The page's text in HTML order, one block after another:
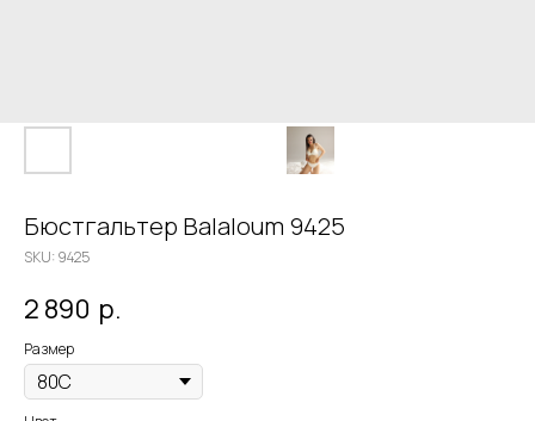
Бюстгальтер Balaloum 9425
SKU: 9425
2 890 р.
Размер